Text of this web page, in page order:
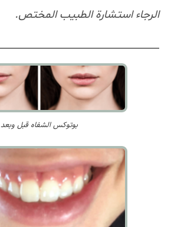
الرجاء استشارة الطبيب المختص.
بوتوكس الشفاه قبل وبعد